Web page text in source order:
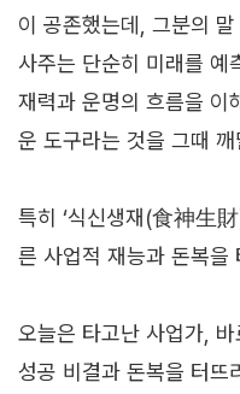
이 공존했는데, 그분의
사주는 단순히 미래를 예
재력과 운명의 흐름을 이
운 도구라는 것을 그때 깨
특히 ‘식신생재(食神生
른 사업적 재능과 돈복을
오늘은 타고난 사업가,
성공 비결과 돈복을 터뜨